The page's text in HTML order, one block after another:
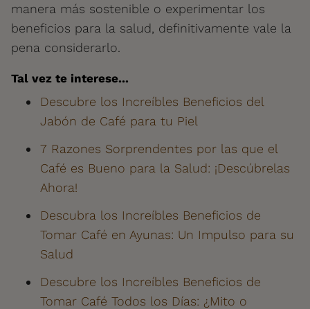
manera más sostenible o experimentar los
beneficios para la salud, definitivamente vale la
pena considerarlo.
Tal vez te interese...
Descubre los Increíbles Beneficios del
Jabón de Café para tu Piel
7 Razones Sorprendentes por las que el
Café es Bueno para la Salud: ¡Descúbrelas
Ahora!
Descubra los Increíbles Beneficios de
Tomar Café en Ayunas: Un Impulso para su
Salud
Descubre los Increíbles Beneficios de
Tomar Café Todos los Días: ¿Mito o